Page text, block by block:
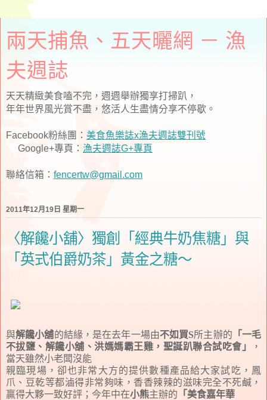
兩天捕魚、五天曬網 － 漁
夫週誌
天天精緻美食嗑不完，週週舉辦獨享打掃趴，
年年世界風光賞不盡，悠活人生盡情分享不停歇。
Facebook粉絲團： 美食魚樂誌x漁夫週誌雙刊號
Google+專頁： 漁夫週誌G+專頁
聯絡信箱： fencertw@gmail.com
2011年12月19日 星期一
〈解饞小舖〉獨創「經典牛奶焦糖」與
「英式伯爵奶茶」黃金之糖～
與解饞小舖的結緣，是在去年一場由不如買S所主辦的 「一毛
不拔鹽、解饞小舖、洪媽媽霸王雞，聖誕趴聯合試吃會」
，
當天雖然小老闆沒能
親臨現場，卻也非常大方的提供數種產品給大家試吃，鳳
爪、豆乾等都滷得非常夠味，香香辣辣的滋味完全不死鹹，
贏得大夥一致好評；今年中在小熊主辦的 「美食嘉年華